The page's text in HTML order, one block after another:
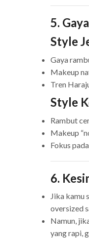
5.
Style
Gaya
Makeup
Tren
Style
Rambut
Makeup
Fokus
6.
Jika kamu
oversized
Namun,
yang rapi,